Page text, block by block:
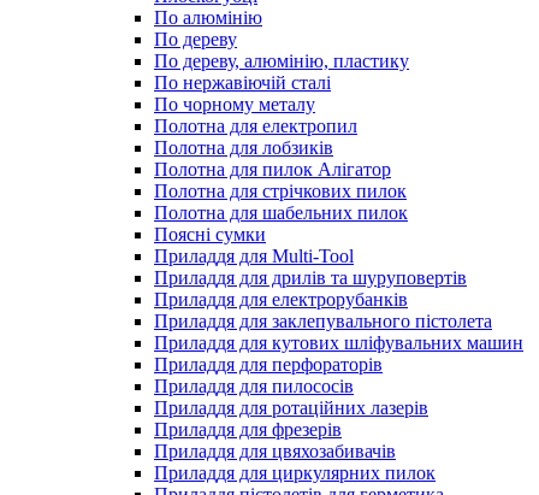
По алюмінію
По дереву
По дереву, алюмінію, пластику
По нержавіючій сталі
По чорному металу
Полотна для електропил
Полотна для лобзиків
Полотна для пилок Алігатор
Полотна для стрічкових пилок
Полотна для шабельних пилок
Поясні сумки
Приладдя для Multi-Tool
Приладдя для дрилів та шуруповертів
Приладдя для електрорубанків
Приладдя для заклепувального пістолета
Приладдя для кутових шліфувальних машин
Приладдя для перфораторів
Приладдя для пилососів
Приладдя для ротаційних лазерів
Приладдя для фрезерів
Приладдя для цвяхозабивачів
Приладдя для циркулярних пилок